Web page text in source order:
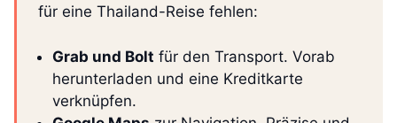
für eine Thailand-Reise fehlen:
Grab und Bolt für den Transport. Vorab
herunterladen und eine Kreditkarte
verknüpfen.